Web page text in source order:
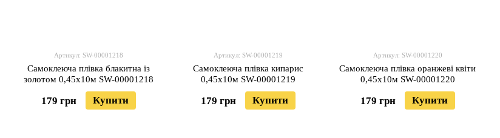
Артикул: SW-00001218
Самоклеюча плівка блакитна із
золотом 0,45х10м SW-00001218
179 грн Купити
Артикул: SW-00001219
Самоклеюча плівка кипарис
0,45х10м SW-00001219
179 грн Купити
Артикул: SW-00001220
Самоклеюча плівка оранжеві квіти
0,45х10м SW-00001220
179 грн Купити